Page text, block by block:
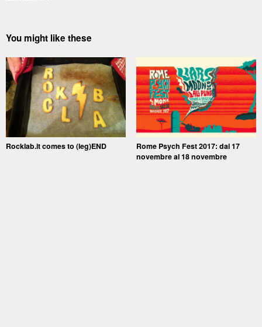
You might like these
Rocklab.it comes to (leg)END
Rome Psych Fest 2017: dal 17
novembre al 18 novembre